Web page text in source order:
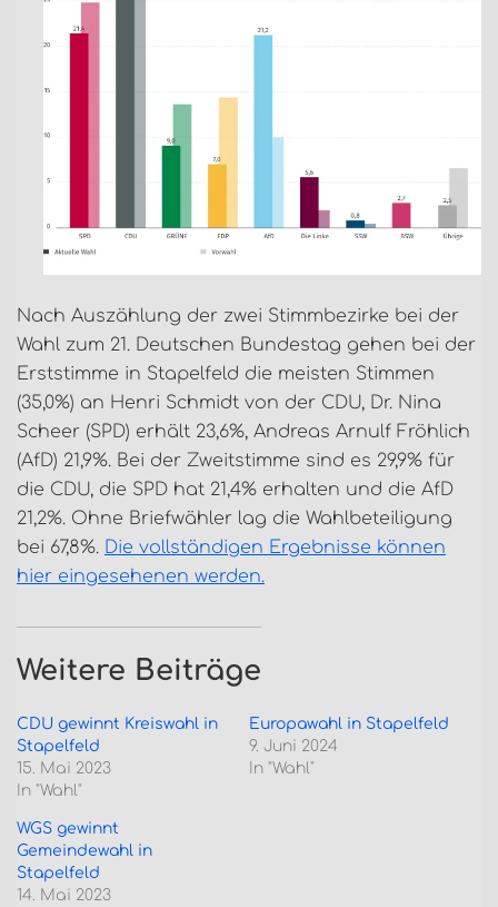
Nach Auszählung der zwei Stimmbezirke bei der
Wahl zum 21. Deutschen Bundestag gehen bei der
Erststimme in Stapelfeld die meisten Stimmen
(35,0%) an Henri Schmidt von der CDU, Dr. Nina
Scheer (SPD) erhält 23,6%, Andreas Arnulf Fröhlich
(AfD) 21,9%. Bei der Zweitstimme sind es 29,9% für
die CDU, die SPD hat 21,4% erhalten und die AfD
21,2%. Ohne Briefwähler lag die Wahlbeteiligung
bei 67,8%. Die vollständigen Ergebnisse können
hier eingesehenen werden.
Weitere Beiträge
CDU gewinnt Kreiswahl in
Stapelfeld
15. Mai 2023
In "Wahl"
Europawahl in Stapelfeld
9. Juni 2024
In "Wahl"
WGS gewinnt
Gemeindewahl in
Stapelfeld
14. Mai 2023